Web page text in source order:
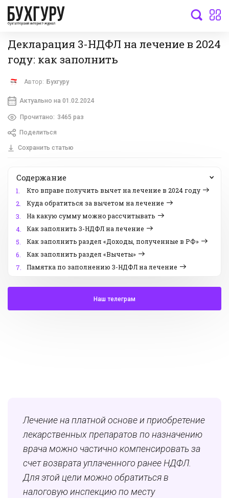
бухгалтерский интернет-журнал
Декларация 3-НДФЛ на лечение в 2024
году: как заполнить
Автор: Бухгуру
Актуально на 01.02.2024
Прочитано: 3465 раз
Поделиться
Сохранить статью
Содержание
1.
Кто вправе получить вычет на лечение в 2024 году
2.
Куда обратиться за вычетом на лечение
3.
На какую сумму можно рассчитывать
4.
Как заполнить 3-НДФЛ на лечение
5.
Как заполнить раздел «Доходы, полученные в РФ»
6.
Как заполнить раздел «Вычеты»
7.
Памятка по заполнению 3-НДФЛ на лечение
Наш телеграм
Лечение на платной основе и приобретение
лекарственных препаратов по назначению
врача можно частично компенсировать за
счет возврата уплаченного ранее НДФЛ.
Для этой цели можно обратиться в
налоговую инспекцию по месту